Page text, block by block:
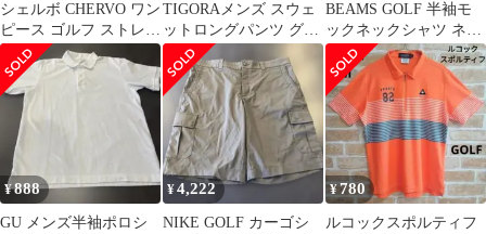
シェルボ CHERVO ワン
ピース ゴルフ ストレッ
チ L 襟付き 半袖
TIGORAメンズ スウェ
ットロングパンツ グレ
ー Lサイズ
BEAMS GOLF 半袖モ
ックネックシャツ ネイ
ビー L
¥888
GU メンズ半袖ポロシ
¥4,222
NIKE GOLF カーゴシ
¥780
ルコックスポルティフ